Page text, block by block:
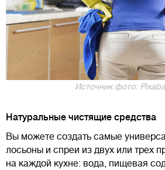
Источник фото:
Натуральные чистящие средства
Вы можете создать самые
лосьоны и спреи из двух или трех
на каждой кухне: вода, пищевая